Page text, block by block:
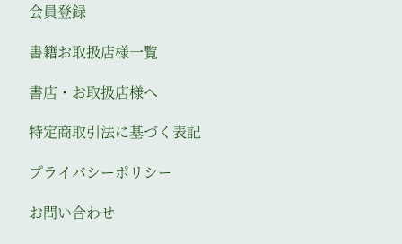
会員登録
書籍お取扱店様一覧
書店・お取扱店様へ
特定商取引法に基づく表記
プライバシーポリシー
お問い合わせ